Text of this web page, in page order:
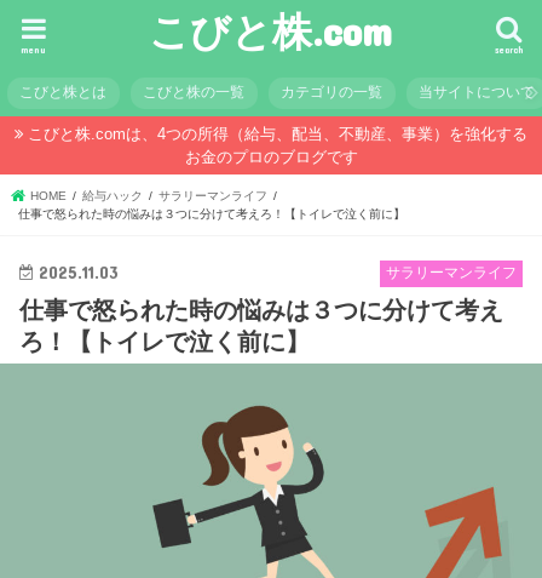
こびと株.com search
menu
こびと株とは こびと株の一覧 カテゴリの一覧 当サイトについて
こびと株.comは、4つの所得（給与、配当、不動産、事業）を強化する
お金のプロのブログです
HOME 給与ハック
サラリーマンライフ
仕事で怒られた時の悩みは３つに分けて考えろ！【トイレで泣く前に】
サラリーマンライフ
2025.11.03
仕事で怒られた時の悩みは３つに分けて考え
ろ！【トイレで泣く前に】